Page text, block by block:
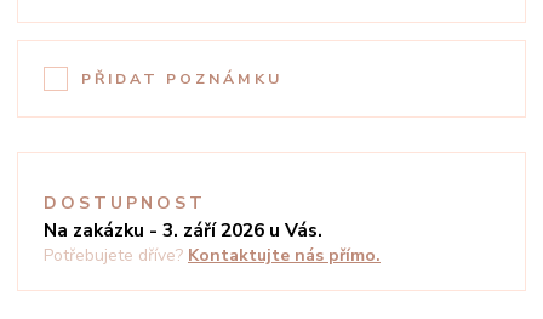
PŘIDAT POZNÁMKU
DOSTUPNOST
Na zakázku - 3. září 2026 u Vás.
Potřebujete dříve? Kontaktujte nás přímo.